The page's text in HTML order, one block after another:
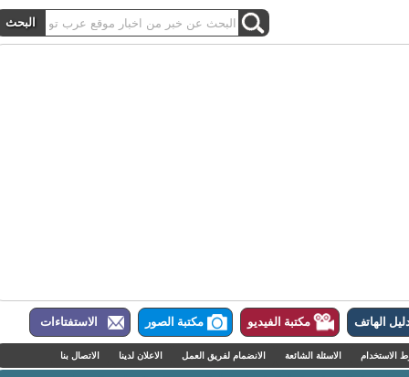
الهاتف مكتبة الفيديو مكتبة الصور الاستفتاءات
الاسئلة الشائعة الانضمام لفريق العمل الاعلان لدينا الاتصال بنا